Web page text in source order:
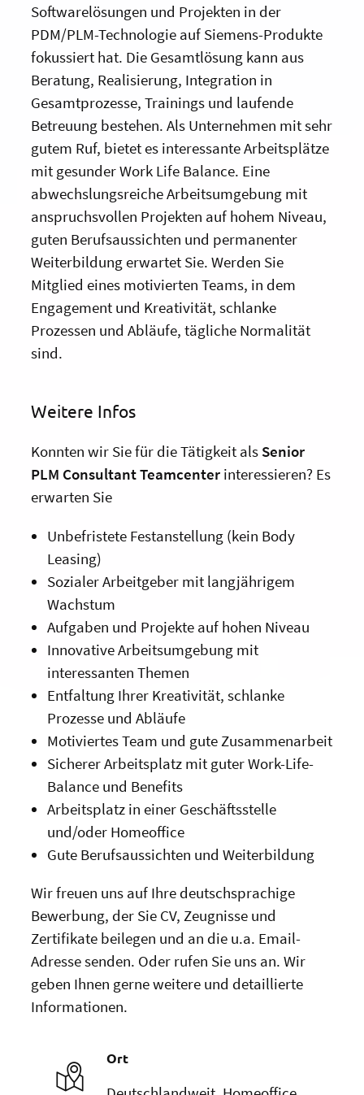
Softwarelösungen und Projekten in der
PDM/PLM-Technologie auf Siemens-Produkte
fokussiert hat. Die Gesamtlösung kann aus
Beratung, Realisierung, Integration in
Gesamtprozesse, Trainings und laufende
Betreuung bestehen. Als Unternehmen mit sehr
gutem Ruf, bietet es interessante Arbeitsplätze
mit gesunder Work Life Balance. Eine
abwechslungsreiche Arbeitsumgebung mit
anspruchsvollen Projekten auf hohem Niveau,
guten Berufsaussichten und permanenter
Weiterbildung erwartet Sie. Werden Sie
Mitglied eines motivierten Teams, in dem
Engagement und Kreativität, schlanke
Prozessen und Abläufe, tägliche Normalität
sind.
Weitere Infos
Konnten wir Sie für die Tätigkeit als Senior
PLM Consultant Teamcenter interessieren? Es
erwarten Sie
Unbefristete Festanstellung (kein Body
Leasing)
Sozialer Arbeitgeber mit langjährigem
Wachstum
Aufgaben und Projekte auf hohen Niveau
Innovative Arbeitsumgebung mit
interessanten Themen
Entfaltung Ihrer Kreativität, schlanke
Prozesse und Abläufe
Motiviertes Team und gute Zusammenarbeit
Sicherer Arbeitsplatz mit guter Work-Life-
Balance und Benefits
Arbeitsplatz in einer Geschäftsstelle
und/oder Homeoffice
Gute Berufsaussichten und Weiterbildung
Wir freuen uns auf Ihre deutschsprachige
Bewerbung, der Sie CV, Zeugnisse und
Zertifikate beilegen und an die u.a. Email-
Adresse senden. Oder rufen Sie uns an. Wir
geben Ihnen gerne weitere und detaillierte
Informationen.
Ort